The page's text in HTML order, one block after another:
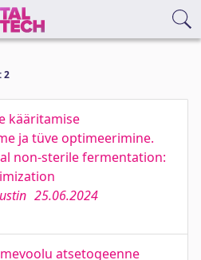
2
kääritamise
ja tüve optimeerimine.
non-sterile fermentation:
25.06.2024
atsetogeenne